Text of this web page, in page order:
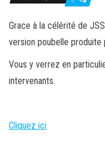
Grace à la célérité de
version poubelle produite
Vous y verrez en
intervenants.
Cliquez ici